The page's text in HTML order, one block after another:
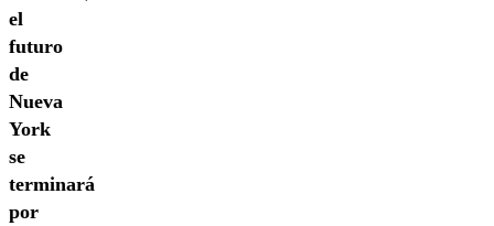
el
futuro
de
Nueva
York
se
terminará
por